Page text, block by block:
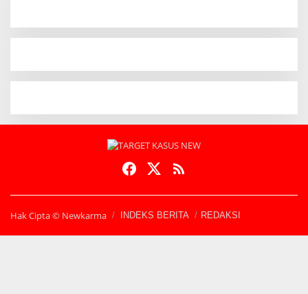
Hak Cipta © Newkarma INDEKS BERITA REDAKSI